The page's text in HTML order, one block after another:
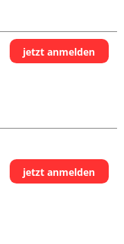
jetzt anmelden
jetzt anmelden